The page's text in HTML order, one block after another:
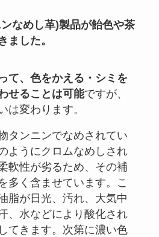
なめし革)製品が飴色や茶
ました。
て、色をかえる・シミを
せることは可能ですが、
は変わります。
タンニンでなめされてい
ようにクロムなめしされ
軟性が劣るため、その補
多く含ませています。こ
脂が日光、汚れ、大気中
、水などにより酸化され
てきます。次第に濃い色